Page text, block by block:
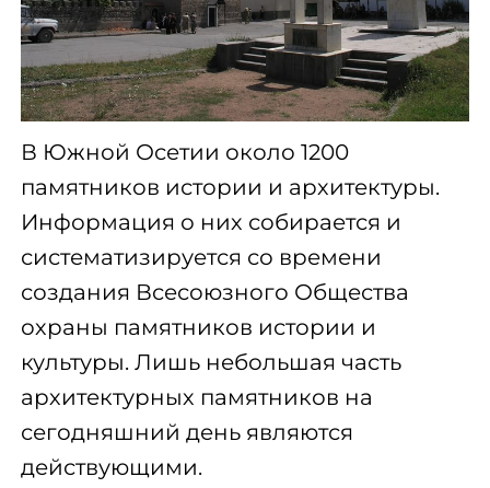
В Южной Осетии около 1200
памятников истории и архитектуры.
Информация о них собирается и
систематизируется со времени
создания Всесоюзного Общества
охраны памятников истории и
культуры. Лишь небольшая часть
архитектурных памятников на
сегодняшний день являются
действующими.